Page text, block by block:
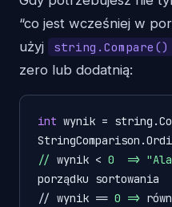
“co jest wcześniej w
użyj
string.Compare()
zero lub dodatnią:
int wynik =
// wynik < 0  =>
porządku sortowania
// wynik == 0 =>